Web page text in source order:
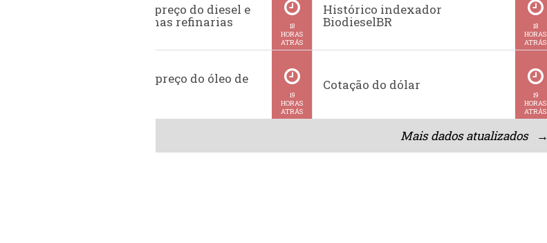
Evolução do preço do diesel e
da gasolina nas refinarias
18
HORAS
ATRÁS
Histórico indexador
BiodieselBR
18
HORAS
ATRÁS
Histórico do preço do óleo de
19
HORAS
ATRÁS
Cotação do dólar
19
HORAS
ATRÁS
Mais dados atualizados →